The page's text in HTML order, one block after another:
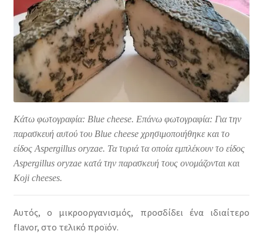
Κάτω φωτογραφία: Blue cheese. Επάνω φωτογραφία: Για την
παρασκευή αυτού του Blue cheese χρησιμοποιήθηκε και το
είδος Aspergillus oryzae. Τα τυριά τα οποία εμπλέκουν το είδος
Aspergillus oryzae κατά την παρασκευή τους ονομάζονται και
Koji cheeses.
Αυτός, ο μικροοργανισμός, προσδίδει ένα ιδιαίτερο
flavor, στο τελικό προϊόν.